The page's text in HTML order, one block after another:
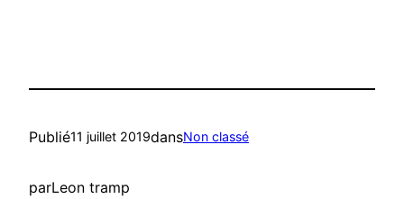
Publié11 juillet 2019dansNon classé
parLeon tramp